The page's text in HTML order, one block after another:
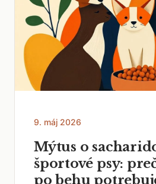
9. máj 2026
Mýtus o
športové psy:
po behu